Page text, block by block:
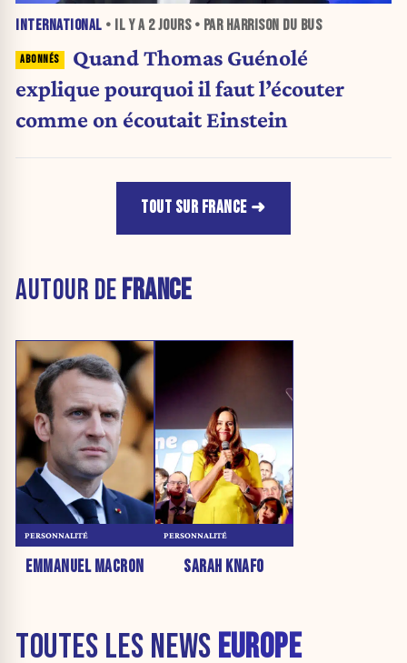
INTERNATIONAL • IL Y A 2 JOURS• PAR HARRISON DU BUS
Quand Thomas Guénolé
explique pourquoi il faut l’écouter
comme on écoutait Einstein
TOUT SUR FRANCE
AUTOUR DEFRANCE
EMMANUEL MACRON
PERSONNALITÉ
SARAH KNAFO
PERSONNALITÉ
TOUTES LES NEWS EUROPE